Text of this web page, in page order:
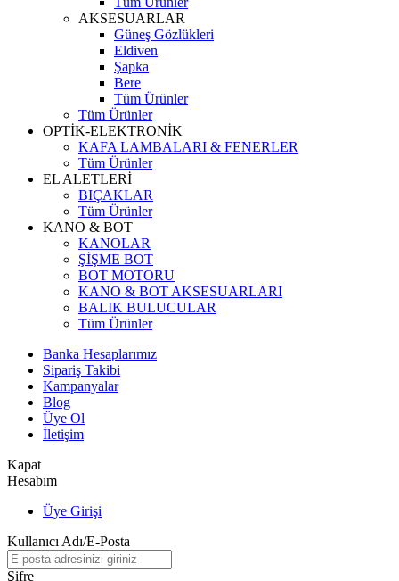
AKSESUARLAR
Güneş Gözlükleri
Eldiven
Şapka
Bere
Tüm Ürünler
Tüm Ürünler
OPTİK-ELEKTRONİK
KAFA LAMBALARI & FENERLER
Tüm Ürünler
EL ALETLERİ
BIÇAKLAR
Tüm Ürünler
KANO & BOT
KANOLAR
ŞİŞME BOT
BOT MOTORU
KANO & BOT AKSESUARLARI
BALIK BULUCULAR
Tüm Ürünler
Banka Hesaplarımız
Sipariş Takibi
Kampanyalar
Blog
Üye Ol
İletişim
Kapat
Hesabım
Üye Girişi
Kullanıcı Adı/E-Posta
Şifre